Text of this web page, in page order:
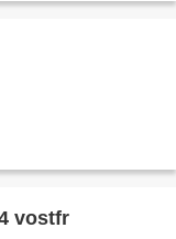
The parasyte: Kiseiju - épisode 4 vostfr